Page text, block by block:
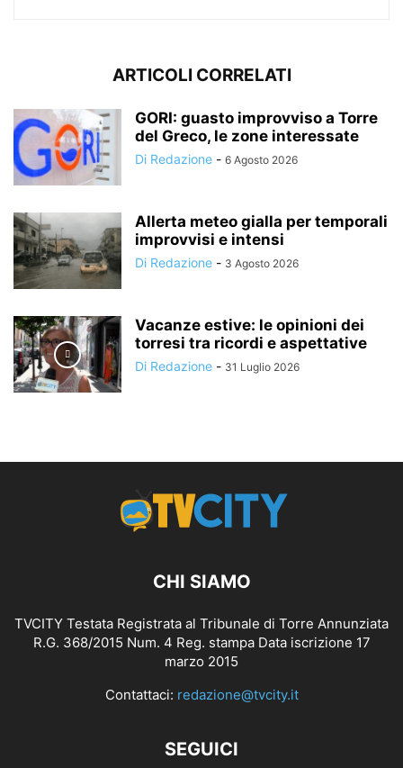
ARTICOLI CORRELATI
GORI: guasto improvviso a Torre
del Greco, le zone interessate
Di Redazione - 6 Agosto 2026
Allerta meteo gialla per temporali
improvvisi e intensi
Di Redazione - 3 Agosto 2026
Vacanze estive: le opinioni dei
torresi tra ricordi e aspettative
Di Redazione - 31 Luglio 2026
CHI SIAMO
TVCITY Testata Registrata al Tribunale di Torre Annunziata
R.G. 368/2015 Num. 4 Reg. stampa Data iscrizione 17
marzo 2015
Contattaci: redazione@tvcity.it
SEGUICI